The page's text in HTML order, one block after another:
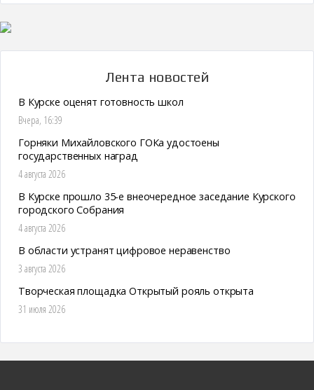
Лента новостей
В Курске оценят готовность школ
Вчера, 16:39
Горняки Михайловского ГОКа удостоены
государственных наград
4 августа 2026
В Курске прошло 35-е внеочередное заседание Курского
городского Собрания
4 августа 2026
В области устранят цифровое неравенство
3 августа 2026
Творческая площадка Открытый рояль открыта
31 июля 2026